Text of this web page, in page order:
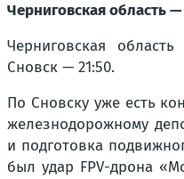
Черниговская область
Черниговская
Сновск — 21:50.
По Сновску уже есть
железнодорожному
и подготовка
был удар FPV-дрона